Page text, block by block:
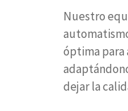
Nuestro
óptima
dejar la